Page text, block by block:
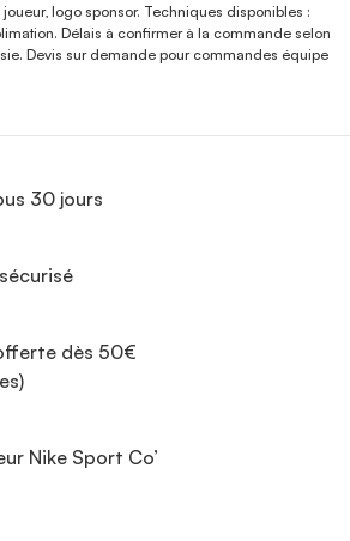
logo sponsor. Techniques disponibles :
Délais à confirmer à la commande selon
Devis sur demande pour commandes équipe
30 jours
dès 50€
Nike Sport Co’